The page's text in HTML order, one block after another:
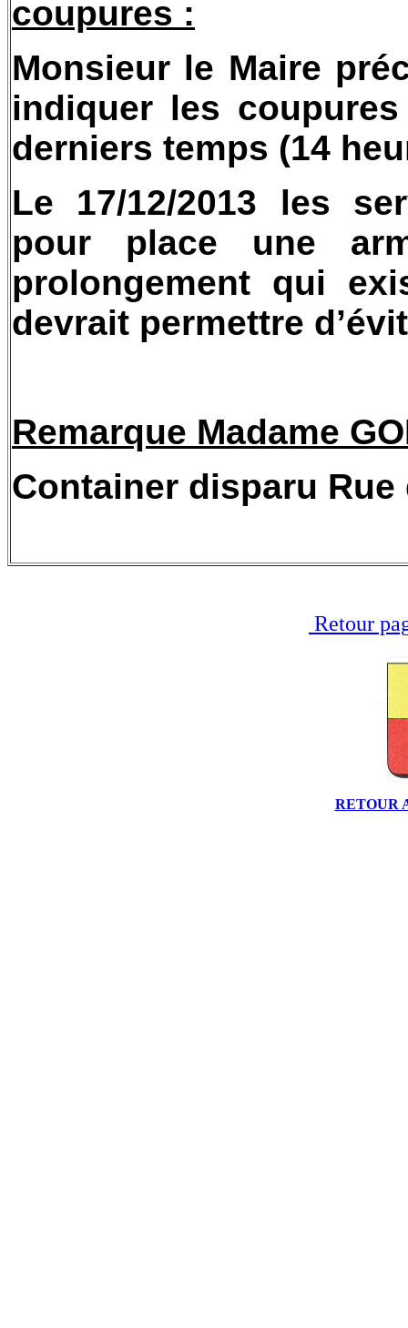
coupures :
Monsieur le Maire
indiquer les
derniers temps (14
Le 17/12/2013 les
pour place une
prolongement qui
devrait permettre
Remarque Madame
Container disparu Rue
Retour
RETOUR